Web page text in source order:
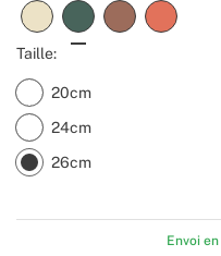
Taille:
20cm
24cm
26cm
Envoi